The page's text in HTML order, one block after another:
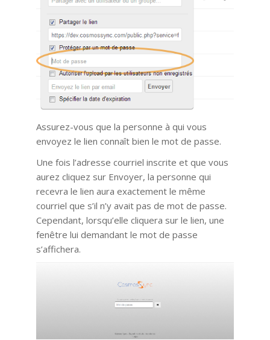
Assurez-vous que la personne à qui vous
envoyez le lien connaît bien le mot de passe.
Une fois l’adresse courriel inscrite et que vous
aurez cliquez sur Envoyer, la personne qui
recevra le lien aura exactement le même
courriel que s’il n’y avait pas de mot de passe.
Cependant, lorsqu’elle cliquera sur le lien, une
fenêtre lui demandant le mot de passe
s’affichera.